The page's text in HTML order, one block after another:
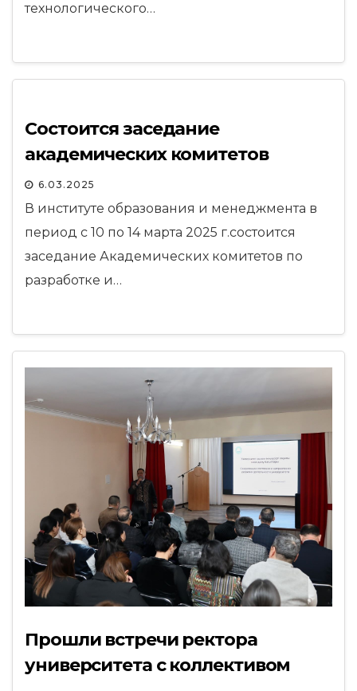
технологического…
Состоится заседание
академических комитетов
6.03.2025
В институте образования и менеджмента в
период с 10 по 14 марта 2025 г.состоится
заседание Академических комитетов по
разработке и…
Прошли встречи ректора
университета с коллективом